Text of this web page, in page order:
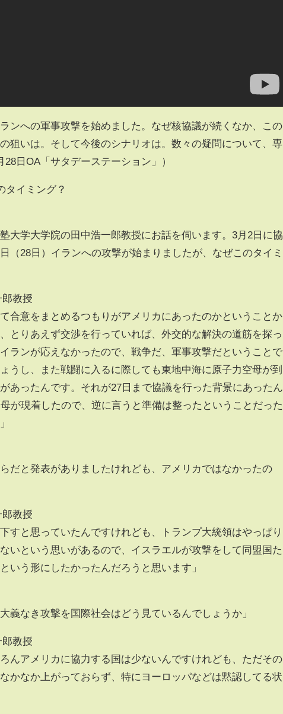
ンへの軍事攻撃を始めました。なぜ核協議が続くなか、この
狙いは。そして今後のシナリオは。数々の疑問について、専
日OA「サタデーステーション」）
タイミング？
大学大学院の田中浩一郎教授にお話を伺います。3月2日に協
（28日）イランへの攻撃が始まりましたが、なぜこのタイミ
郎教授
合意をまとめるつもりがアメリカにあったのかということか
とりあえず交渉を行っていれば、外交的な解決の道筋を探っ
ランが応えなかったので、戦争だ、軍事攻撃だということで
うし、また戦闘に入るに際しても東地中海に原子力空母が到
あったんです。それが27日まで協議を行った背景にあったん
が現着したので、逆に言うと準備は整ったということだった
だと発表がありましたけれども、アメリカではなかったの
郎教授
すと思っていたんですけれども、トランプ大統領はやっぱり
いという思いがあるので、イスラエルが攻撃をして同盟国た
いう形にしたかったんだろうと思います」
義なき攻撃を国際社会はどう見ているんでしょうか」
郎教授
んアメリカに協力する国は少ないんですけれども、ただその
かなか上がっておらず、特にヨーロッパなどは黙認してる状